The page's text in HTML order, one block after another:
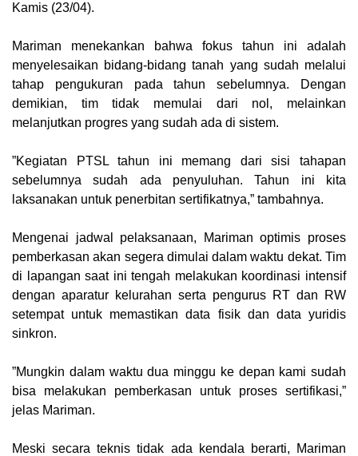
Kamis (23/04).
‎Mariman menekankan bahwa fokus tahun ini adalah
menyelesaikan bidang-bidang tanah yang sudah melalui
tahap pengukuran pada tahun sebelumnya. Dengan
demikian, tim tidak memulai dari nol, melainkan
melanjutkan progres yang sudah ada di sistem.
‎”Kegiatan PTSL tahun ini memang dari sisi tahapan
sebelumnya sudah ada penyuluhan. Tahun ini kita
laksanakan untuk penerbitan sertifikatnya,” tambahnya.
‎Mengenai jadwal pelaksanaan, Mariman optimis proses
pemberkasan akan segera dimulai dalam waktu dekat. Tim
di lapangan saat ini tengah melakukan koordinasi intensif
dengan aparatur kelurahan serta pengurus RT dan RW
setempat untuk memastikan data fisik dan data yuridis
sinkron.
‎”Mungkin dalam waktu dua minggu ke depan kami sudah
bisa melakukan pemberkasan untuk proses sertifikasi,”
jelas Mariman.
‎Meski secara teknis tidak ada kendala berarti, Mariman